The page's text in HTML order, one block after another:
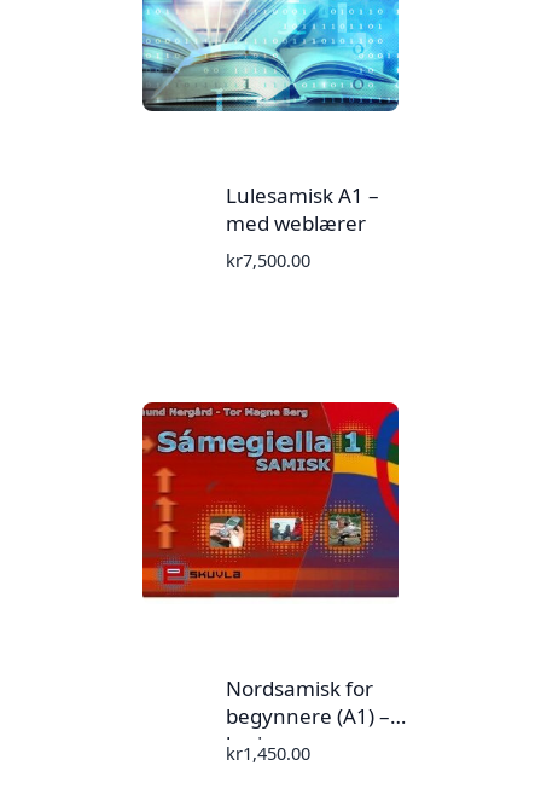
Lulesamisk A1 –
med weblærer
kr7,500.00
Nordsamisk for
begynnere (A1) –
læringsressurs
kr1,450.00